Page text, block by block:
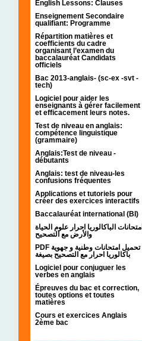
English Lessons: Clauses
Enseignement Secondaire
qualifiant: Programme
Répartition matières et
coefficients du cadre
organisant l’examen du
baccalauréat Candidats
officiels
Bac 2013-anglais- (sc-ex -svt -
tech)
Logiciel pour aider les
enseignants à gérer facilement
et efficacement leurs notes.
Test de niveau en anglais:
compétence linguistique
(grammaire)
Anglais:Test de niveau -
débutants
Anglais: test de niveau-les
confusions fréquentes
Applications et tutoriels pour
créer des exercices interactifs
Baccalauréat international (BI)
امتحانات الباكالوريا احرار علوم الحياة
والأرض مع التصحيح
PDF تحميل امتحانات وطنية و جهوية
باكالوريا احرار مع التصحيح بصيغة
Logiciel pour conjuguer les
verbes en anglais
Épreuves du bac et correction,
toutes options et toutes
matières
Cours et exercices Anglais
2ème bac